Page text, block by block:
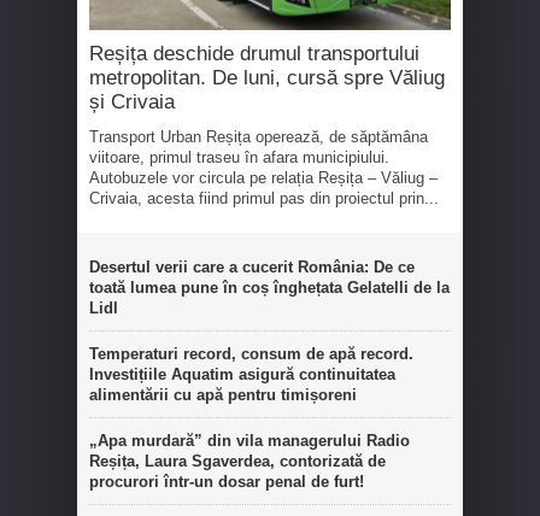
Reșița deschide drumul transportului
metropolitan. De luni, cursă spre Văliug
și Crivaia
Transport Urban Reșița operează, de săptămâna
viitoare, primul traseu în afara municipiului.
Autobuzele vor circula pe relația Reșița – Văliug –
Crivaia, acesta fiind primul pas din proiectul prin...
Desertul verii care a cucerit România: De ce
toată lumea pune în coș înghețata Gelatelli de la
Lidl
Temperaturi record, consum de apă record.
Investițiile Aquatim asigură continuitatea
alimentării cu apă pentru timișoreni
„Apa murdară” din vila managerului Radio
Reșița, Laura Sgaverdea, contorizată de
procurori într-un dosar penal de furt!